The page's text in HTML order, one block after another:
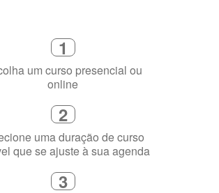
1
um curso presencial ou
online
2
uma duração de curso
que se ajuste à sua agenda